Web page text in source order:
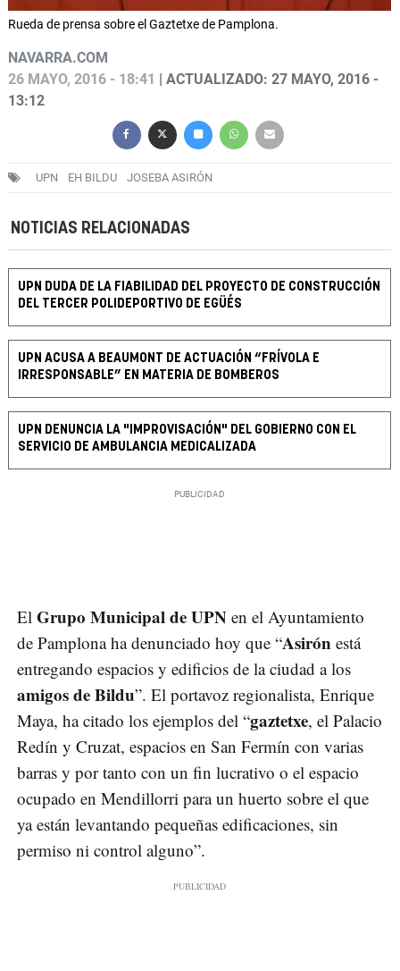
Rueda de prensa sobre el Gaztetxe de Pamplona.
NAVARRA.COM
26 MAYO, 2016 - 18:41
| ACTUALIZADO: 27 MAYO, 2016 -
13:12
UPN EH BILDU JOSEBA ASIRÓN
NOTICIAS RELACIONADAS
UPN DUDA DE LA FIABILIDAD DEL PROYECTO DE CONSTRUCCIÓN
DEL TERCER POLIDEPORTIVO DE EGÜÉS
UPN ACUSA A BEAUMONT DE ACTUACIÓN “FRÍVOLA E
IRRESPONSABLE” EN MATERIA DE BOMBEROS
UPN DENUNCIA LA "IMPROVISACIÓN" DEL GOBIERNO CON EL
SERVICIO DE AMBULANCIA MEDICALIZADA
El Grupo Municipal de UPN en el Ayuntamiento
de Pamplona ha denunciado hoy que “Asirón está
entregando espacios y edificios de la ciudad a los
amigos de Bildu”. El portavoz regionalista, Enrique
Maya, ha citado los ejemplos del “gaztetxe, el Palacio
Redín y Cruzat, espacios en San Fermín con varias
barras y por tanto con un fin lucrativo o el espacio
ocupado en Mendillorri para un huerto sobre el que
ya están levantando pequeñas edificaciones, sin
permiso ni control alguno”.